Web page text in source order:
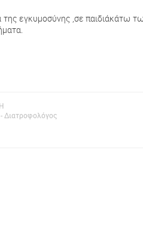
της εγκυμοσύνης ,σε παιδιάκάτω
- Διατροφολόγος